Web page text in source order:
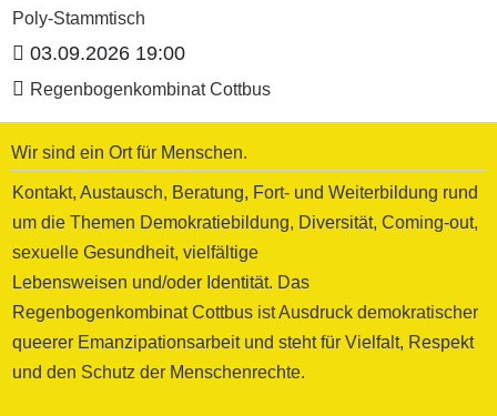
Poly-Stammtisch
03.09.2026 19:00
Regenbogenkombinat Cottbus
Wir sind ein Ort für Menschen.
Kontakt, Austausch, Beratung, Fort- und Weiterbildung rund
um die Themen Demokratiebildung, Diversität, Coming-out,
sexuelle Gesundheit, vielfältige
Lebensweisen und/oder Identität. Das
Regenbogenkombinat Cottbus ist Ausdruck demokratischer
queerer Emanzipationsarbeit und steht für Vielfalt, Respekt
und den Schutz der Menschenrechte.